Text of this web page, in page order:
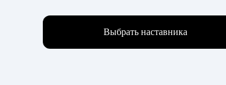
Выбрать наставника